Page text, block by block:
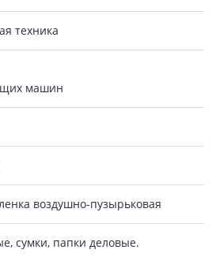
техника
машин
воздушно-пузырьковая
сумки, папки деловые.